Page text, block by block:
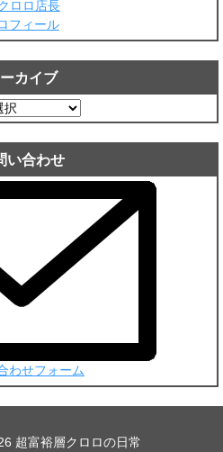
フィール
カイブ
い合わせ
わせフォーム
超富裕層クロロの日常